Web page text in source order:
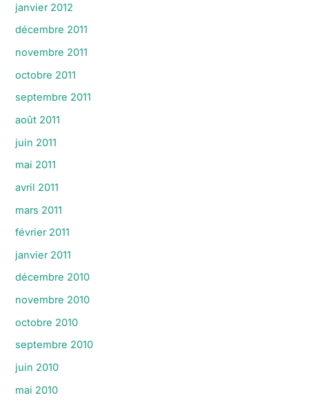
janvier 2012
décembre 2011
novembre 2011
octobre 2011
septembre 2011
août 2011
juin 2011
mai 2011
avril 2011
mars 2011
février 2011
janvier 2011
décembre 2010
novembre 2010
octobre 2010
septembre 2010
juin 2010
mai 2010